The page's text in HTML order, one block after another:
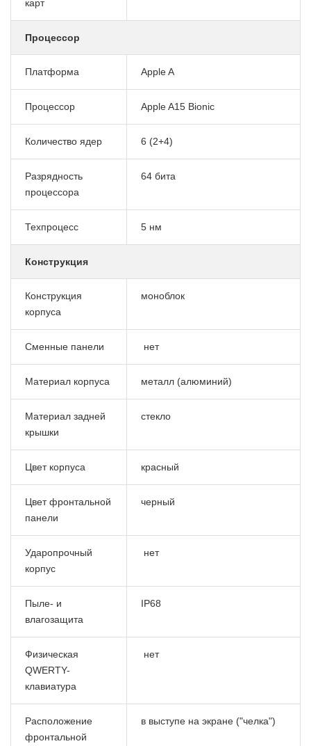
карт
Процессор
Платформа Apple A
Процессор Apple A15 Bionic
Количество ядер 6 (2+4)
Разрядность
процессора
64 бита
Техпроцесс 5 нм
Конструкция
Конструкция
корпуса
моноблок
Сменные панели нет
Материал корпуса металл (алюминий)
Материал задней
крышки
стекло
Цвет корпуса красный
Цвет фронтальной
панели
черный
Ударопрочный
корпус
нет
Пыле- и
влагозащита
IP68
Физическая
QWERTY-
клавиатура
нет
Расположение
фронтальной
в выступе на экране ("челка")